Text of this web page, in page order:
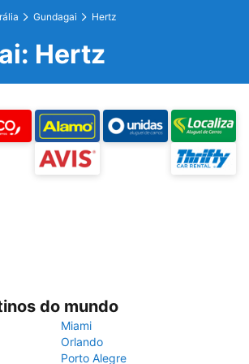
Gundagai Hertz
Hertz
do mundo
Miami
Orlando
Porto Alegre